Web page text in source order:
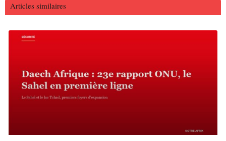
Articles similaires